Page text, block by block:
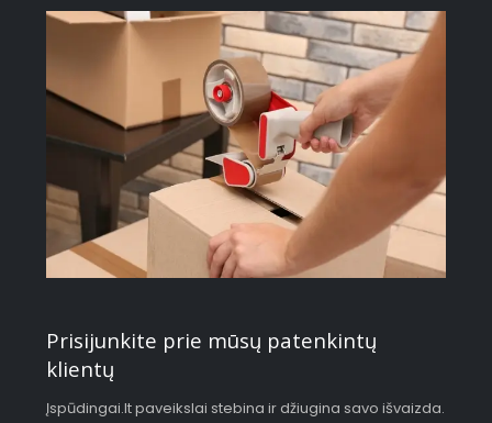
Prisijunkite prie mūsų patenkintų
klientų
Įspūdingai.lt paveikslai stebina ir džiugina savo išvaizda.